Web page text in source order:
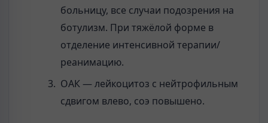
больницу, все случаи подозрения на
ботулизм. При тяжёлой форме в
отделение интенсивной терапии/
реанимацию.
ОАК — лейкоцитоз с нейтрофильным
сдвигом влево, соэ повышено.